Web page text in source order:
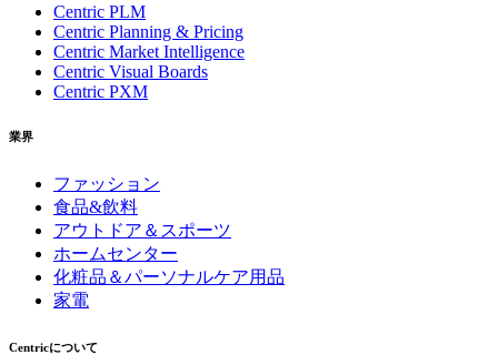
Centric PLM
Centric Planning & Pricing
Centric Market Intelligence
Centric Visual Boards
Centric PXM
業界
ファッション
食品&飲料
アウトドア＆スポーツ
ホームセンター
化粧品＆パーソナルケア用品
家電
Centricについて